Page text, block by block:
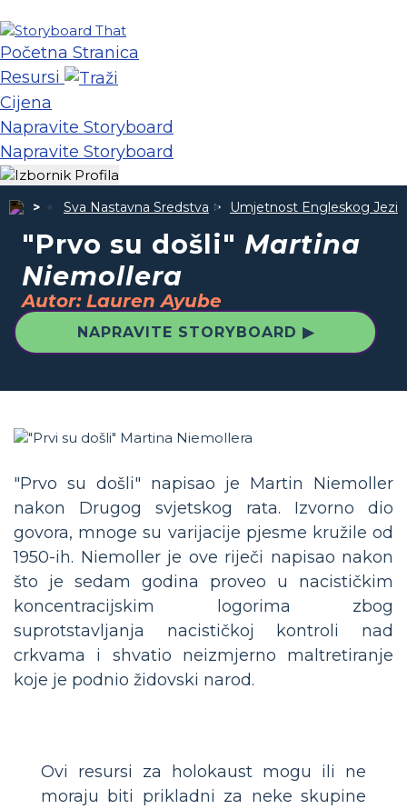
Početna Stranica
Resursi
Cijena
Napravite Storyboard
Napravite Storyboard
Sva Nastavna Sredstva Umjetnost Engleskog
"Prvo su došli" Martina
Niemollera
Autor: Lauren Ayube
NAPRAVITE STORYBOARD ▶
"Prvo su došli" napisao je Martin Niemoller
nakon Drugog svjetskog rata. Izvorno dio
govora, mnoge su varijacije pjesme kružile od
1950-ih. Niemoller je ove riječi napisao nakon
što je sedam godina proveo u nacističkim
koncentracijskim logorima zbog
suprotstavljanja nacističkoj kontroli nad
crkvama i shvatio neizmjerno maltretiranje
koje je podnio židovski narod.
Ovi resursi za holokaust mogu ili ne
moraju biti prikladni za neke skupine